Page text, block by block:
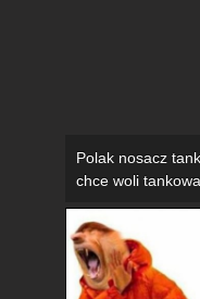
Polak nosacz
chce woli